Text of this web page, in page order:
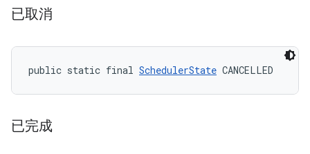
已取消
public static final SchedulerState CANCELLED
已完成